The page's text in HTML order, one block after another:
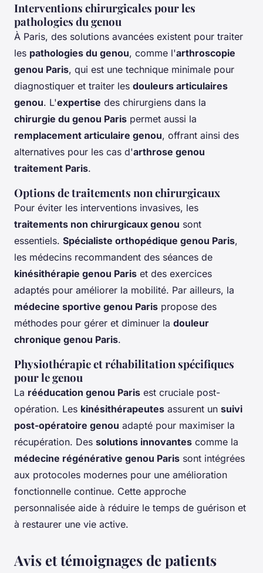
Interventions chirurgicales pour les
pathologies du genou
À Paris, des solutions avancées existent pour traiter
les pathologies du genou, comme l'arthroscopie
genou Paris, qui est une technique minimale pour
diagnostiquer et traiter les douleurs articulaires
genou. L'expertise des chirurgiens dans la
chirurgie du genou Paris permet aussi la
remplacement articulaire genou, offrant ainsi des
alternatives pour les cas d'arthrose genou
traitement Paris.
Options de traitements non chirurgicaux
Pour éviter les interventions invasives, les
traitements non chirurgicaux genou sont
essentiels. Spécialiste orthopédique genou Paris,
les médecins recommandent des séances de
kinésithérapie genou Paris et des exercices
adaptés pour améliorer la mobilité. Par ailleurs, la
médecine sportive genou Paris propose des
méthodes pour gérer et diminuer la douleur
chronique genou Paris.
Physiothérapie et réhabilitation spécifiques
pour le genou
La rééducation genou Paris est cruciale post-
opération. Les kinésithérapeutes assurent un suivi
post-opératoire genou adapté pour maximiser la
récupération. Des solutions innovantes comme la
médecine régénérative genou Paris sont intégrées
aux protocoles modernes pour une amélioration
fonctionnelle continue. Cette approche
personnalisée aide à réduire le temps de guérison et
à restaurer une vie active.
Avis et témoignages de patients